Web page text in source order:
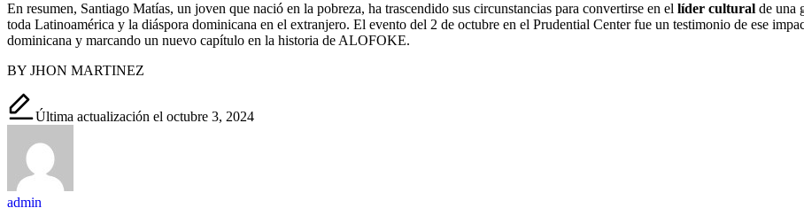
En resumen, Santiago Matías, un joven que nació en la pobreza, ha trascendido sus circunstancias para convertirse en el líder cultural de una
toda Latinoamérica y la diáspora dominicana en el extranjero. El evento del 2 de octubre en el Prudential Center fue un testimonio de ese
dominicana y marcando un nuevo capítulo en la historia de ALOFOKE.
BY JHON MARTINEZ
Última actualización el octubre 3, 2024
admin